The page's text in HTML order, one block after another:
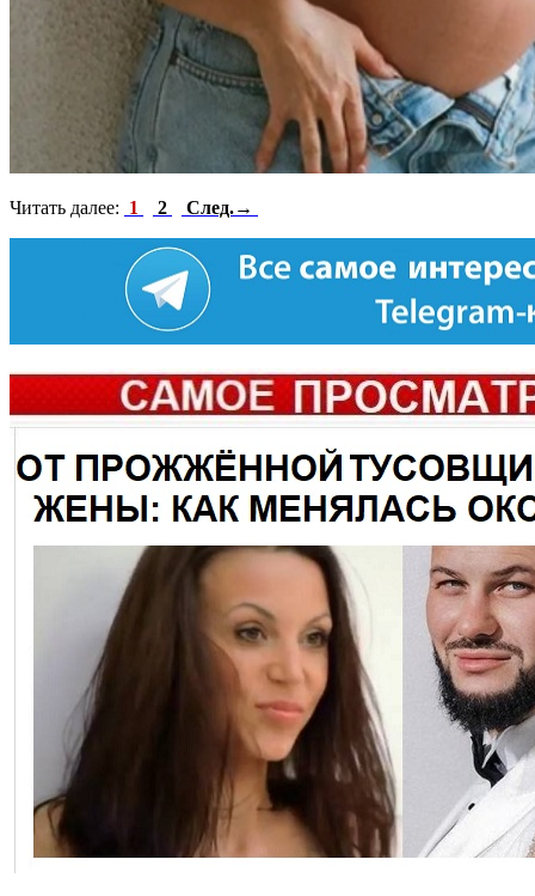
Читать далее: 1 2 След.→